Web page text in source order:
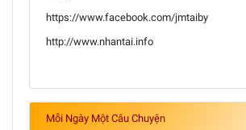
https://www.facebook.com/jmtaiby
http://www.nhantai.info
Mỗi Ngày Một Câu Chuyện